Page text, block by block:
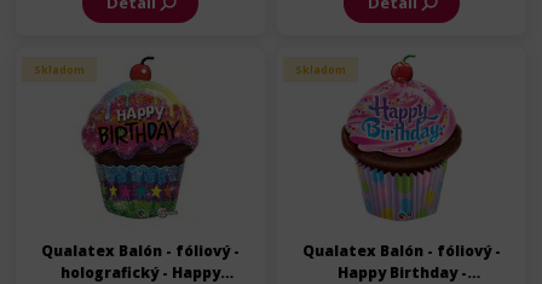
Skladom
Qualatex Balón - fóliový -
holografický - Happy
Skladom
Qualatex Balón - fóliový -
Happy Birthday -